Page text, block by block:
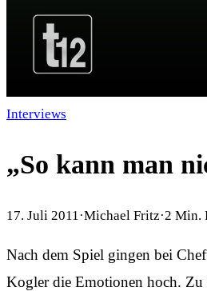
Interviews
„So kann man
17. Juli 2011 ·Michael Fritz·2 Min.
Nach dem Spiel gingen bei
Kogler die Emotionen hoch. Zu